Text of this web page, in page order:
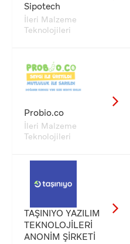
Sipotech
İleri Malzeme
Teknolojileri
Probio.co
İleri Malzeme
Teknolojileri
TAŞINIYO YAZILIM
TEKNOLOJİLERİ
ANONİM ŞİRKETİ